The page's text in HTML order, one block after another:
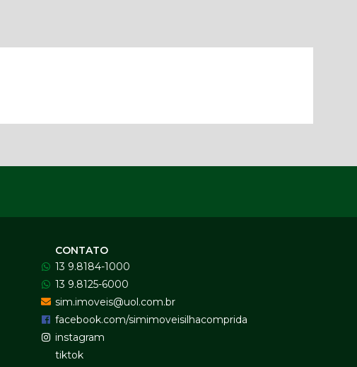
CONTATO
13 9.8184-1000
13 9.8125-6000
sim.imoveis@uol.com.br
facebook.com/simimoveisilhacomprida
instagram
tiktok